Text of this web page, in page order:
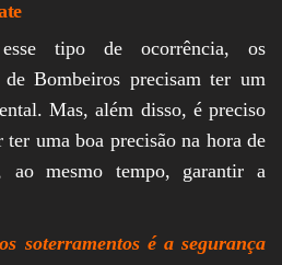
tipo de ocorrência, os
Bombeiros precisam ter um
Mas, além disso, é preciso
uma boa precisão na hora de
ao mesmo tempo, garantir a
soterramentos é a segurança